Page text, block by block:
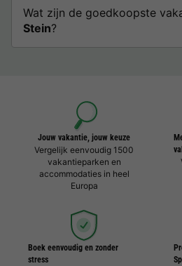
Wat zijn de goedkoopste
Stein?
Jouw vakantie, jouw keuze
Vergelijk eenvoudig 1500
vakantieparken en
accommodaties in heel
Europa
Boek eenvoudig en zonder
stress